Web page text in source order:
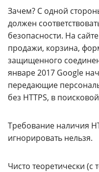
Зачем? С одной
должен
безопасности. На
продажи, корзина,
защищенного
январе 2017 Google
передающие
без HTTPS, в
Требование наличия
игнорировать нельзя.
Чисто теоретически (с